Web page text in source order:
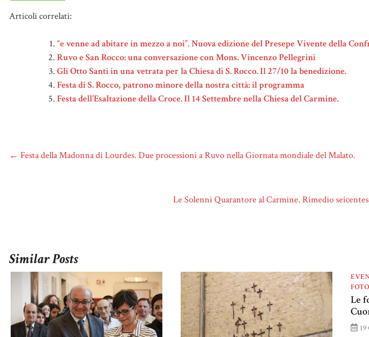
Articoli correlati:
“e venne ad abitare in mezzo a noi”. Nuova edizione del Presepe Vivente della
Ruvo e San Rocco: una conversazione con Mons. Vincenzo Pellegrini
Gli Otto Santi in una vetrata per la Chiesa di S. Rocco. Il 27/10 la benedizione.
Festa di S. Rocco, patrono minore della nostra città: il programma
Festa dell’Esaltazione della Croce. Il 14 Settembre nella Chiesa del Carmine.
← Festa della Madonna di Lourdes. Due processioni a Ruvo nella Giornata mondiale del Malato.
Le Solenni Quarantore al Carmine. Rimedio
Similar Posts
Le